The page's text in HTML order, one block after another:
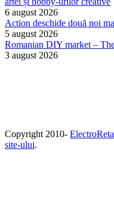
6 august 2026
Action deschide două noi
5 august 2026
Romanian DIY market –
3 august 2026
Copyright 2010-
site-ului.